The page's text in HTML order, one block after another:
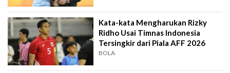
Kata-kata Mengharukan Rizky
Ridho Usai Timnas Indonesia
Tersingkir dari Piala AFF 2026
BOLA